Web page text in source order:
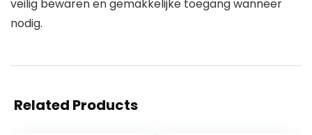
veilig bewaren en gemakkelijke toegang wanneer
nodig.
Related Products